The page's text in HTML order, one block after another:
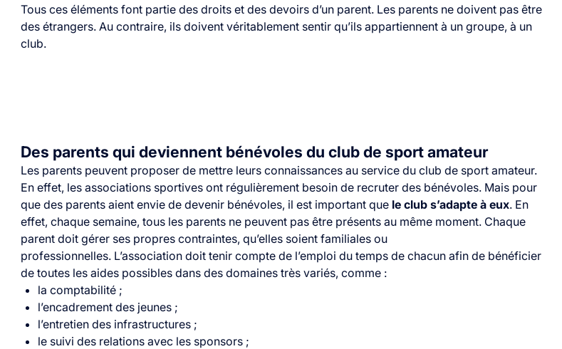
Tous ces éléments font partie des droits et des devoirs d’un parent. Les parents ne doivent pas être
des étrangers. Au contraire, ils doivent véritablement sentir qu’ils appartiennent à un groupe, à un
club.
Des parents qui deviennent bénévoles du club de sport amateur
Les parents peuvent proposer de mettre leurs connaissances au service du club de sport amateur.
En effet, les associations sportives ont régulièrement besoin de recruter des bénévoles. Mais pour
que des parents aient envie de devenir bénévoles, il est important que le club s’adapte à eux. En
effet, chaque semaine, tous les parents ne peuvent pas être présents au même moment. Chaque
parent doit gérer ses propres contraintes, qu’elles soient familiales ou
professionnelles. L’association doit tenir compte de l’emploi du temps de chacun afin de bénéficier
de toutes les aides possibles dans des domaines très variés, comme :
la comptabilité ;
l’encadrement des jeunes ;
l’entretien des infrastructures ;
le suivi des relations avec les sponsors ;